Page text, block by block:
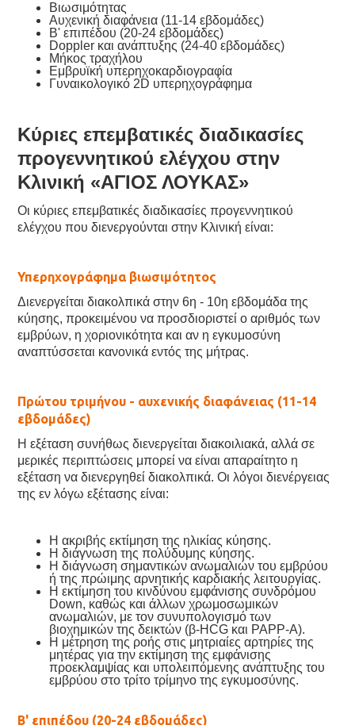
Βιωσιμότητας
Αυχενική διαφάνεια (11-14 εβδομάδες)
Β' επιπέδου (20-24 εβδομάδες)
Doppler και ανάπτυξης (24-40 εβδομάδες)
Μήκος τραχήλου
Εμβρυϊκή υπερηχοκαρδιογραφία
Γυναικολογικό 2D υπερηχογράφημα
Κύριες επεμβατικές διαδικασίες
προγεννητικού ελέγχου στην
Κλινική «ΑΓΙΟΣ ΛΟΥΚΑΣ»
Οι κύριες επεμβατικές διαδικασίες προγεννητικού
ελέγχου που διενεργούνται στην Κλινική είναι:
Υπερηχογράφημα βιωσιμότητος
Διενεργείται διακολπικά στην 6η - 10η εβδομάδα της
κύησης, προκειμένου να προσδιοριστεί ο αριθμός των
εμβρύων, η χοριονικότητα και αν η εγκυμοσύνη
αναπτύσσεται κανονικά εντός της μήτρας.
Πρώτου τριμήνου - αυχενικής διαφάνειας (11-14
εβδομάδες)
Η εξέταση συνήθως διενεργείται διακοιλιακά, αλλά σε
μερικές περιπτώσεις μπορεί να είναι απαραίτητο η
εξέταση να διενεργηθεί διακολπικά. Οι λόγοι διενέργειας
της εν λόγω εξέτασης είναι:
Η ακριβής εκτίμηση της ηλικίας κύησης.
Η διάγνωση της πολύδυμης κύησης.
Η διάγνωση σημαντικών ανωμαλιών του εμβρύου
ή της πρώιμης αρνητικής καρδιακής λειτουργίας.
Η εκτίμηση του κινδύνου εμφάνισης συνδρόμου
Down, καθώς και άλλων χρωμοσωμικών
ανωμαλιών, με τον συνυπολογισμό των
βιοχημικών της δεικτών (β-HCG και PAPP-A).
Η μέτρηση της ροής στις μητριαίες αρτηρίες της
μητέρας για την εκτίμηση της εμφάνισης
προεκλαμψίας και υπολειπόμενης ανάπτυξης του
εμβρύου στο τρίτο τρίμηνο της εγκυμοσύνης.
Β' επιπέδου (20-24 εβδομάδες)